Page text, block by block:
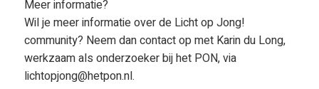
Meer informatie?
Wil je meer informatie over de Licht op Jong!
community? Neem dan contact op met Karin du Long,
werkzaam als onderzoeker bij het PON, via
lichtopjong@hetpon.nl.